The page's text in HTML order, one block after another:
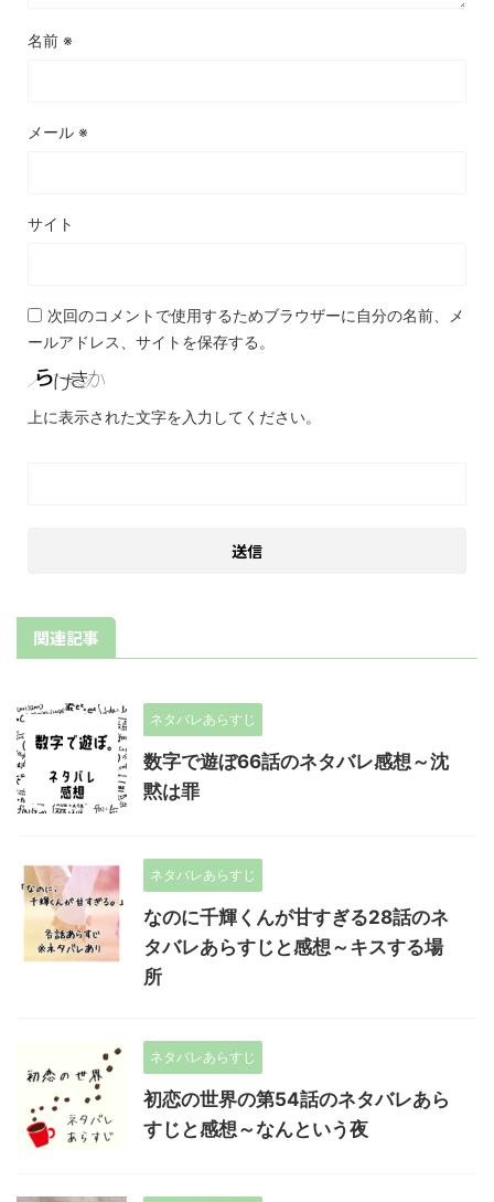
名前 ※
メール ※
サイト
次回のコメントで使用するためブラウザーに自分の名前、メ
ールアドレス、サイトを保存する。
上に表示された文字を入力してください。
関連記事
ネタバレあらすじ
数字で遊ぼ66話のネタバレ感想～沈
黙は罪
ネタバレあらすじ
なのに千輝くんが甘すぎる28話のネ
タバレあらすじと感想～キスする場
所
ネタバレあらすじ
初恋の世界の第54話のネタバレあら
すじと感想～なんという夜